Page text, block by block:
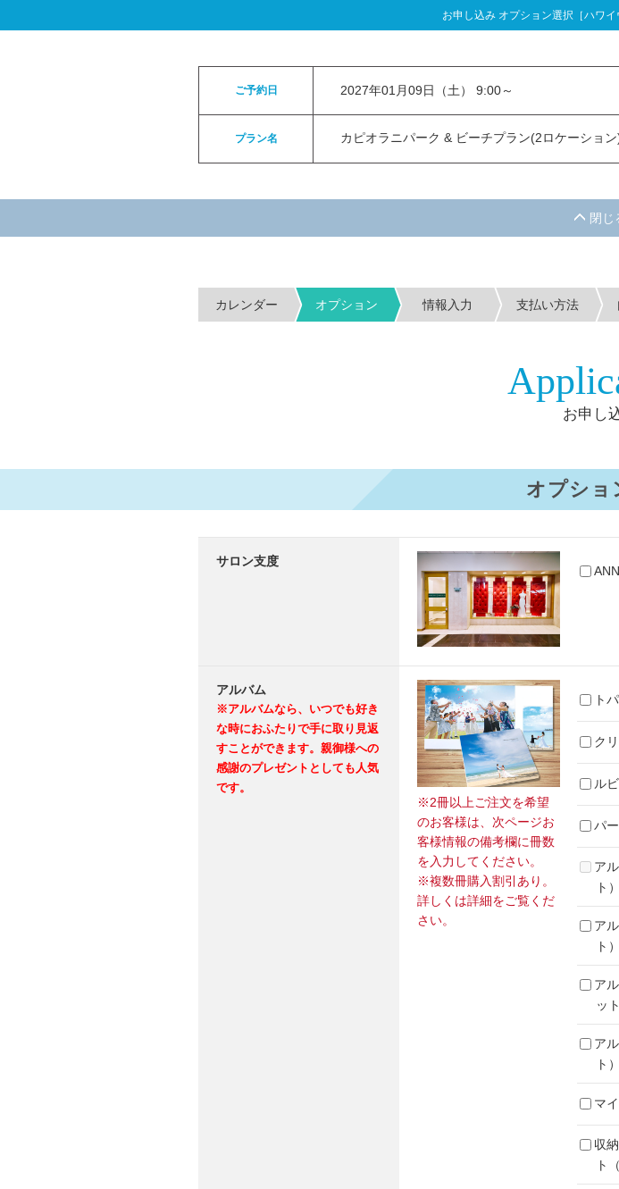
お申し込み オプション選択
お申し込み オプション選択［ハワイ
ご予約日 2027年01月09日（土） 9:00～
プラン名 カピオラニパーク & ビーチプラン(2ロケーショ
カレンダー オプション 情報入力 支払い方法
お申し
オプショ
サロン支度
アルバム
※アルバムなら、いつでも好き
な時におふたりで手に取り見返
すことができます。親御様への
感謝のプレゼントとしても人気
です。
※2冊以上ご注文を希望
のお客様は、次ページお
客様情報の備考欄に冊数
を入力してください。
※複数冊購入割引あり。
詳しくは詳細をご覧くだ
さい。
ト
ク
ル
パ
ア
ト）
ア
ト）
ア
ット
ア
ト）
マ
収
ト